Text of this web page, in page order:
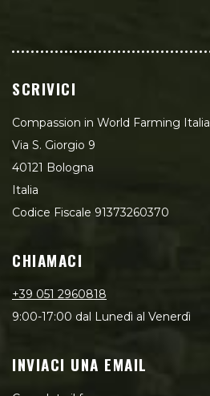
SCRIVICI
Compassion in World Farming Italia
Via S. Giorgio 9
40121 Bologna
Italia
Codice Fiscale 91373260370
CHIAMACI
+39 051 2960818
9:00-17:00 dal Lunedì al Venerdì
INVIACI UNA EMAIL